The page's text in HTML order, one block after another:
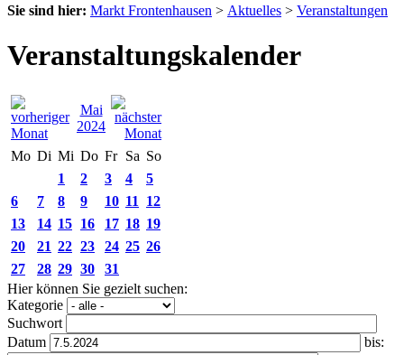
Sie sind hier: Markt Frontenhausen > Aktuelles > Veranstaltungen
Veranstaltungskalender
Mai
2024
Mo Di Mi Do Fr Sa So
1
2 3 4
5
6
7 8 9 10 11
12
13
14 15 16 17 18 19
20
21 22 23 24 25 26
27
28 29 30
31
Hier können Sie gezielt suchen:
Kategorie
Suchwort
Datum
bis: